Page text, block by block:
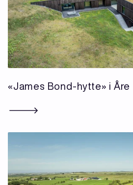
«James Bond-hytte» i Åre